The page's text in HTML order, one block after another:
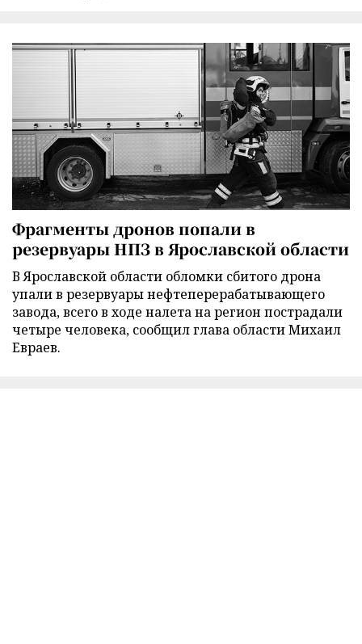
Фрагменты дронов попали в
резервуары НПЗ в Ярославской области
В Ярославской области обломки сбитого дрона
упали в резервуары нефтеперерабатывающего
завода, всего в ходе налета на регион пострадали
четыре человека, сообщил глава области Михаил
Евраев.